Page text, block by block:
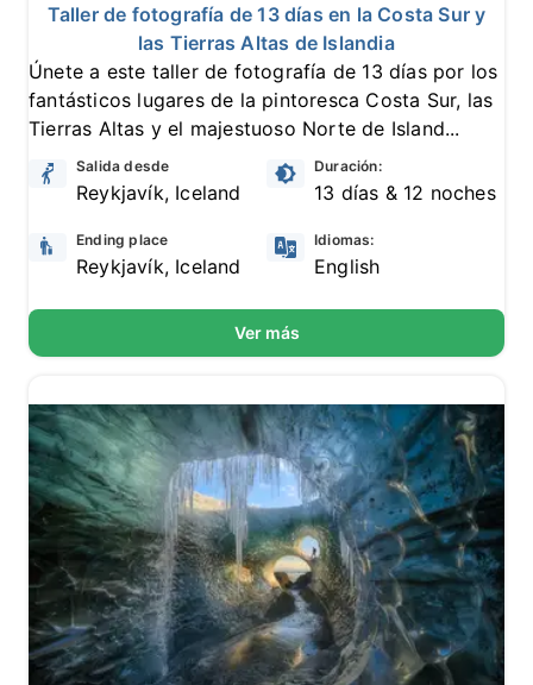
Taller de fotografía de 13 días en la Costa Sur y
las Tierras Altas de Islandia
Únete a este taller de fotografía de 13 días por los
fantásticos lugares de la pintoresca Costa Sur, las
Tierras Altas y el majestuoso Norte de Island...
Salida desde
Reykjavík, Iceland
Duración:
13 días & 12 noches
Ending place
Reykjavík, Iceland
Idiomas:
English
Ver más